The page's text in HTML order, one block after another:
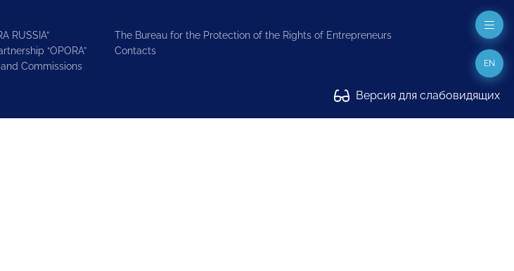
RUSSIA”
“OPORA”
Commissions
The Bureau for the Protection of the Rights of Entrepreneurs
Contacts
Версия для слабовидящих
EN